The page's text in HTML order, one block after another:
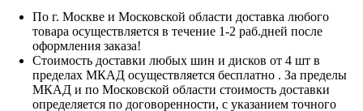
По г. Москве и Московской области доставка любого
товара осуществляется в течение 1-2 раб.дней после
оформления заказа!
Стоимость доставки любых шин и дисков от 4 шт в
пределах МКАД осуществляется бесплатно . За пределы
МКАД и по Московской области стоимость доставки
определяется по договоренности, с указанием точного